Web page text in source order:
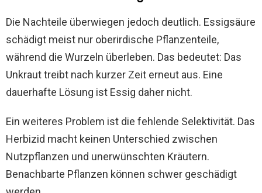
Die Nachteile überwiegen jedoch deutlich. Essigsäure
schädigt meist nur oberirdische Pflanzenteile,
während die Wurzeln überleben. Das bedeutet: Das
Unkraut treibt nach kurzer Zeit erneut aus. Eine
dauerhafte Lösung ist Essig daher nicht.
Ein weiteres Problem ist die fehlende Selektivität. Das
Herbizid macht keinen Unterschied zwischen
Nutzpflanzen und unerwünschten Kräutern.
Benachbarte Pflanzen können schwer geschädigt